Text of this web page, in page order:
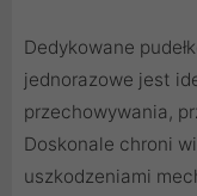
Dedykowane
jednorazowe jest
przechowywania,
Doskonale chroni
uszkodzeniami